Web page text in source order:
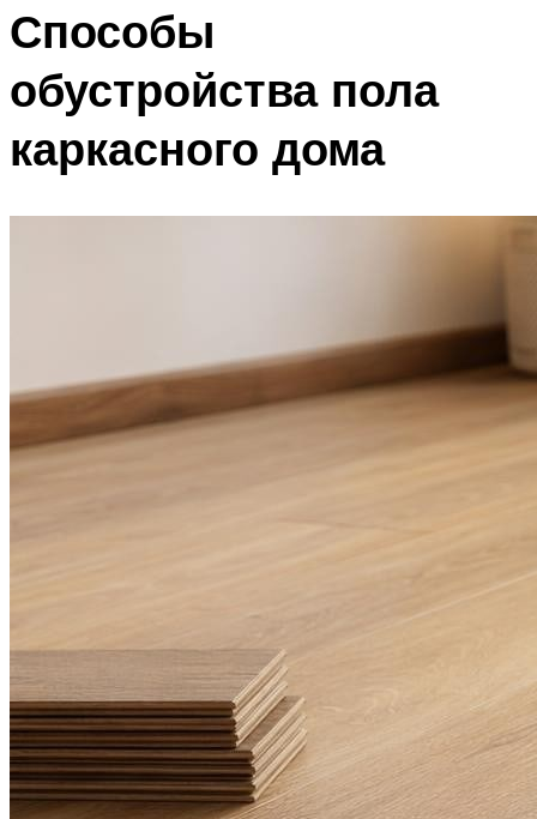
Способы
обустройства пола
каркасного дома